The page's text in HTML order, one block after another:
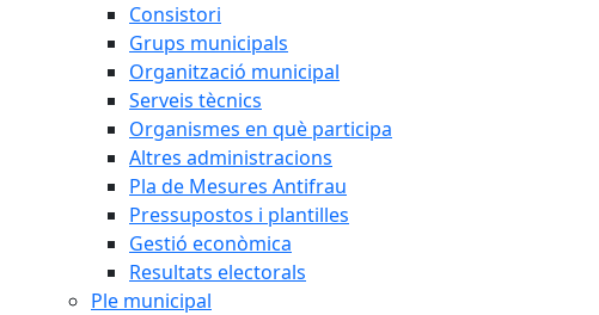
Consistori
Grups municipals
Organització municipal
Serveis tècnics
Organismes en què participa
Altres administracions
Pla de Mesures Antifrau
Pressupostos i plantilles
Gestió econòmica
Resultats electorals
Ple municipal